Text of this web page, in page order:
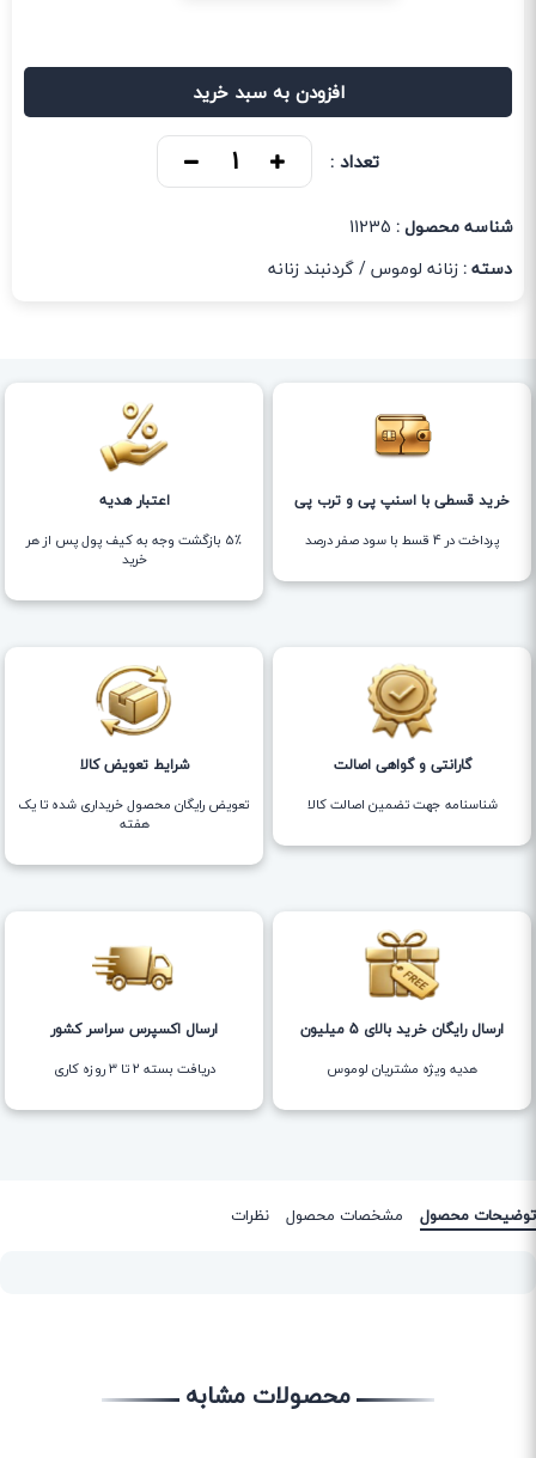
افزودن به سبد خرید
تعداد :
شناسه محصول : 11235
دسته :زنانه لوموس/گردنبند زنانه
خرید قسطی با اسنپ پی و ترب پی
پرداخت در 4 قسط با سود صفر درصد
اعتبار هدیه
5٪ بازگشت وجه به کیف پول پس از هر
خرید
گارانتی و گواهی اصالت
شناسنامه جهت تضمین اصالت کالا
شرایط تعویض کالا
تعویض رایگان محصول خریداری شده تا یک
هفته
ارسال رایگان خرید بالای 5 میلیون
هدیه ویژه مشتریان لوموس
ارسال اکسپرس سراسر کشور
دریافت بسته ۲ تا ۳ روزه کاری
توضیحات محصول مشخصات محصول نظرات
محصولات مشابه